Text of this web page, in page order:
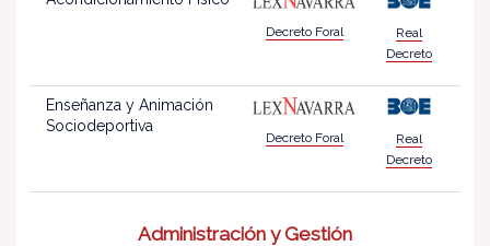
Decreto Foral
Real
Decreto
Enseñanza y Animación
Sociodeportiva
Decreto Foral
Real
Decreto
Administración y Gestión